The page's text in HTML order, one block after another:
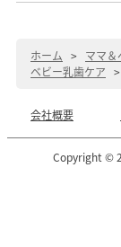
ホーム > ママ＆
ベビー乳歯ケア >
会社概要
Copyright ©